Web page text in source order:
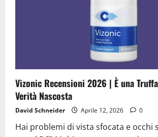
È
una
Truffa
o
Reale?
Verità
Nascosta
Vizonic Recensioni 2026 | È una
Verità Nascosta
David Schneider Aprile 12, 2026 0
Hai problemi di vista sfocata e occhi